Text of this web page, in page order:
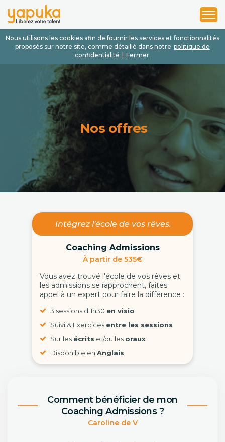
Nous utilisons les cookies afin de fournir les services et fonctionnalités
proposés sur notre site, comme détaillé dans notre politique de
confidentialité
Fermer
1
2
3
Nos offres
Intégrez l'école de vos rêves.
Coaching Admissions
À partir de 535€
Vous avez trouvé l'école de vos rêves et
les admissions se rapprochent, faites
appel à un expert pour faire la différence :
3 sessions d'1h30 en visio
Suivi & Exercices entre les sessions
Sur les écrits et/ou les oraux
Disponible en Anglais
Comment bénéficier de mon
Coaching Admissions ?
Caroline de V